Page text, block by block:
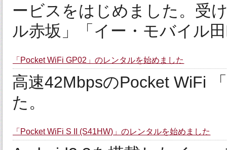
ービスをはじめました。受
ル赤坂」「イー・モバイル
「Pocket WiFi GP02」のレンタルを始めました
高速42MbpsのPocket WiFi
た。
「Pocket WiFi S II (S41HW)」のレンタルを始めました